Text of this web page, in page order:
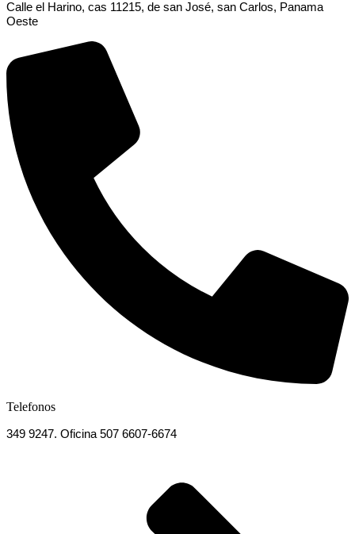
Calle el Harino, cas 11215, de san José, san Carlos, Panama
Oeste
Telefonos
349 9247. Oficina 507 6607-6674